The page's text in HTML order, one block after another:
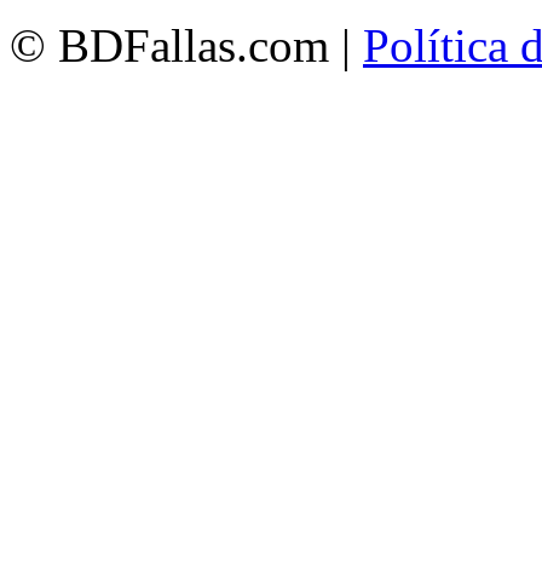
© BDFallas.com | Política